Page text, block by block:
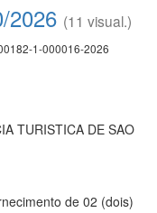
2026 (11 visual.)
1-000016-2026
TURISTICA DE SAO
de 02 (dois)